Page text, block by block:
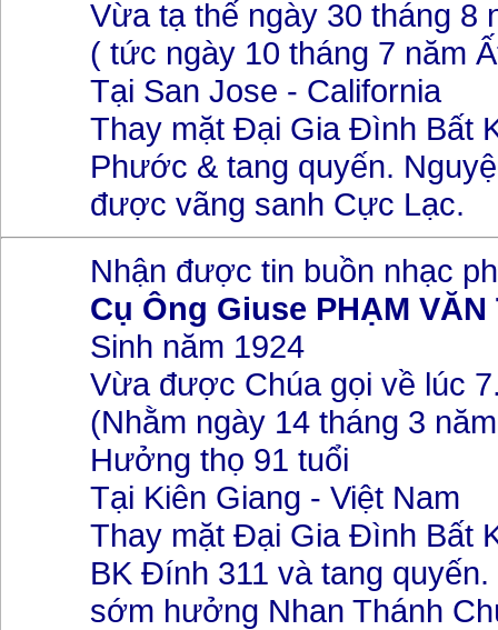
Vừa tạ thế ngày 30 tháng 8
( tức ngày 10 tháng 7 năm
Tại San Jose - California
Thay mặt Đại Gia Đình Bất
Phước & tang quyến.
được vãng sanh Cực Lạc.
Nhận được tin buồn nhạc
Cụ Ông Giuse PHẠM VĂN
Sinh năm 1924
Vừa được Chúa gọi về lúc
(Nhằm ngày 14 tháng 3
Hưởng thọ 91 tuổi
Tại Kiên Giang - Việt Nam
Thay mặt Đại Gia Đình Bất
BK Đính 311 và tang
sớm hưởng Nhan Thánh